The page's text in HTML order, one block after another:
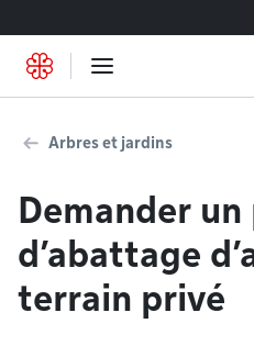
Arbres et jardins
Demander
d’abattage
terrain privé